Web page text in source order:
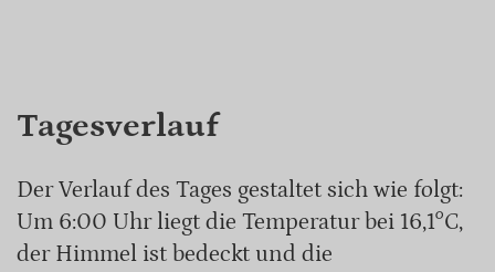
Tagesverlauf
Der Verlauf des Tages gestaltet sich wie folgt:
Um 6:00 Uhr liegt die Temperatur bei 16,1°C,
der Himmel ist bedeckt und die